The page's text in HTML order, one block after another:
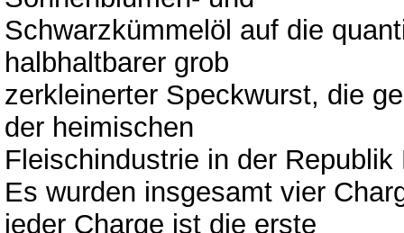
Schwarzkümmelöl auf die
halbhaltbarer grob
zerkleinerter Speckwurst, die
der heimischen
Fleischindustrie in der
Es wurden insgesamt vier
jeder Charge ist die erste